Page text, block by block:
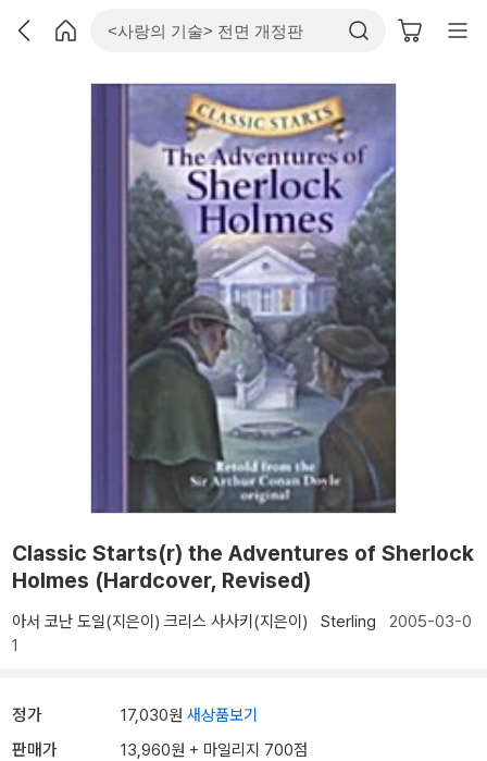
Classic Starts(r) the Adventures of Sherlock
Holmes (Hardcover, Revised)
아서 코난 도일(지은이) 크리스 사사키(지은이) Sterling 2005-03-0
1
정가 17,030원 새상품보기
판매가 13,960원 + 마일리지 700점